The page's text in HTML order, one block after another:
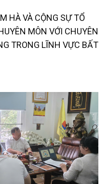
HÀ VÀ CỘNG SỰ TỔ
MÔN VỚI CHUYÊN
TRONG LĨNH VỰC BẤT